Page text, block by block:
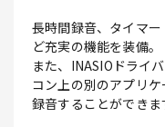
長時間録音、タイマ
ど充実の機能を装備。
また、INASIOドライ
コン上の別のアプリ
録音することができま